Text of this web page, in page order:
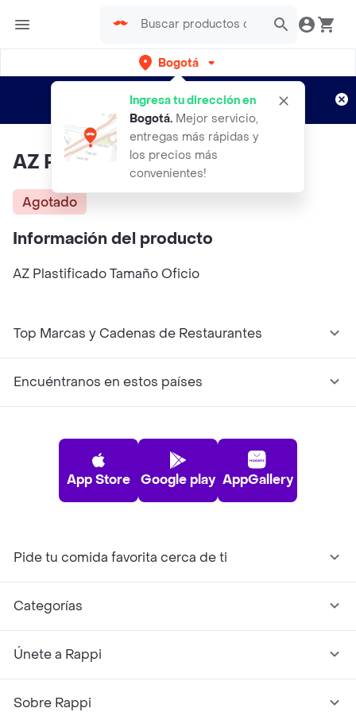
Bogotá
Ingresa tu dirección en
Bogotá. Mejor servicio,
entregas más rápidas y
los precios más
convenientes!
envíos gratis por semanas
Aplican TyC
AZ Plastificado Tamaño Oficio
Agotado
Información del producto
AZ Plastificado Tamaño Oficio
Top Marcas y Cadenas de Restaurantes
Encuéntranos en estos países
App Store Google play AppGallery
Pide tu comida favorita cerca de ti
Categorías
Únete a Rappi
Sobre Rappi